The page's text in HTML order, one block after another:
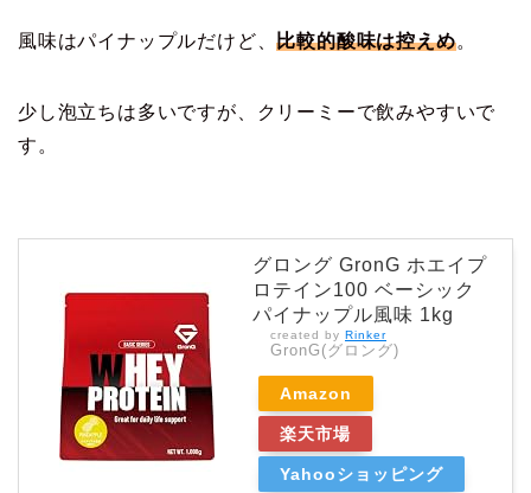
風味はパイナップルだけど、比較的酸味は控えめ。
少し泡立ちは多いですが、クリーミーで飲みやすいで
す。
グロング GronG ホエイプ
ロテイン100 ベーシック
パイナップル風味 1kg
created by Rinker
GronG(グロング)
Amazon
楽天市場
Yahooショッピング